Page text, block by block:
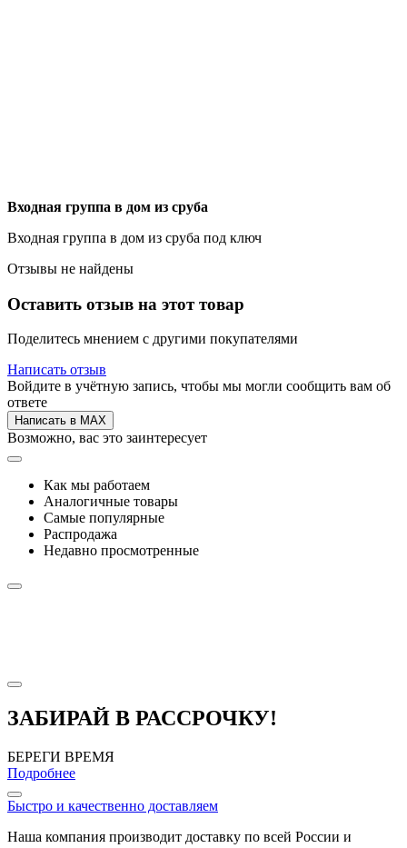
Входная группа в дом из сруба
Входная группа в дом из сруба под ключ
Отзывы не найдены
Оставить отзыв на этот товар
Поделитесь мнением с другими покупателями
Написать отзыв
Войдите в учётную запись, чтобы мы могли сообщить вам об
ответе
Написать в MAX
Возможно, вас это заинтересует
Как мы работаем
Аналогичные товары
Самые популярные
Распродажа
Недавно просмотренные
ЗАБИРАЙ В РАССРОЧКУ!
БЕРЕГИ ВРЕМЯ
Подробнее
Быстро и качественно доставляем
Наша компания производит доставку по всей России и